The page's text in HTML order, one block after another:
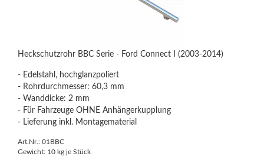
Heckschutzrohr BBC Serie - Ford Connect I (2003-2014)
- Edelstahl, hochglanzpoliert
- Rohrdurchmesser: 60,3 mm
- Wanddicke: 2 mm
- Für Fahrzeuge OHNE Anhängerkupplung
- Lieferung inkl. Montagematerial
Art.Nr.: 01BBC
Gewicht: 10 kg je Stück